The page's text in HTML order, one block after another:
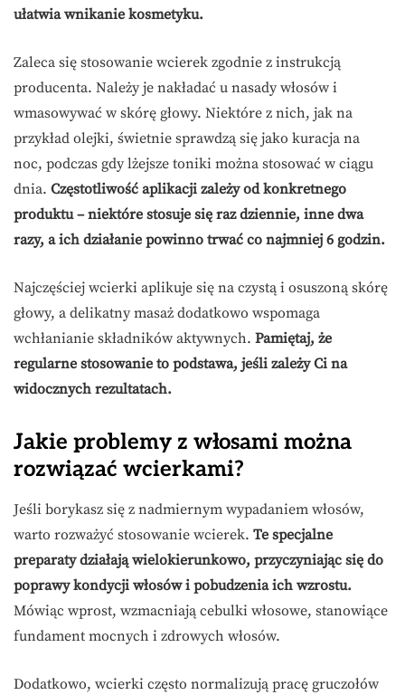
ułatwia wnikanie kosmetyku.
Zaleca się stosowanie wcierek zgodnie z instrukcją
producenta. Należy je nakładać u nasady włosów i
wmasowywać w skórę głowy. Niektóre z nich, jak na
przykład olejki, świetnie sprawdzą się jako kuracja na
noc, podczas gdy lżejsze toniki można stosować w ciągu
dnia. Częstotliwość aplikacji zależy od konkretnego
produktu – niektóre stosuje się raz dziennie, inne dwa
razy, a ich działanie powinno trwać co najmniej 6 godzin.
Najczęściej wcierki aplikuje się na czystą i osuszoną skórę
głowy, a delikatny masaż dodatkowo wspomaga
wchłanianie składników aktywnych. Pamiętaj, że
regularne stosowanie to podstawa, jeśli zależy Ci na
widocznych rezultatach.
Jakie problemy z włosami można
rozwiązać wcierkami?
Jeśli borykasz się z nadmiernym wypadaniem włosów,
warto rozważyć stosowanie wcierek. Te specjalne
preparaty działają wielokierunkowo, przyczyniając się do
poprawy kondycji włosów i pobudzenia ich wzrostu.
Mówiąc wprost, wzmacniają cebulki włosowe, stanowiące
fundament mocnych i zdrowych włosów.
Dodatkowo, wcierki często normalizują pracę gruczołów